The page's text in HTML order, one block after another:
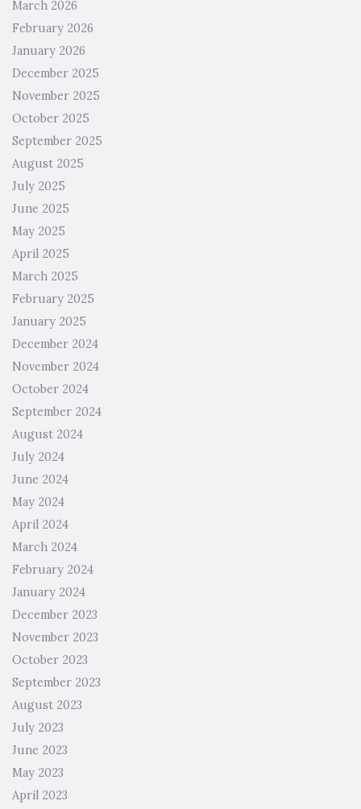
March 2026
February 2026
January 2026
December 2025
November 2025
October 2025
September 2025
August 2025
July 2025
June 2025
May 2025
April 2025
March 2025
February 2025
January 2025
December 2024
November 2024
October 2024
September 2024
August 2024
July 2024
June 2024
May 2024
April 2024
March 2024
February 2024
January 2024
December 2023
November 2023
October 2023
September 2023
August 2023
July 2023
June 2023
May 2023
April 2023